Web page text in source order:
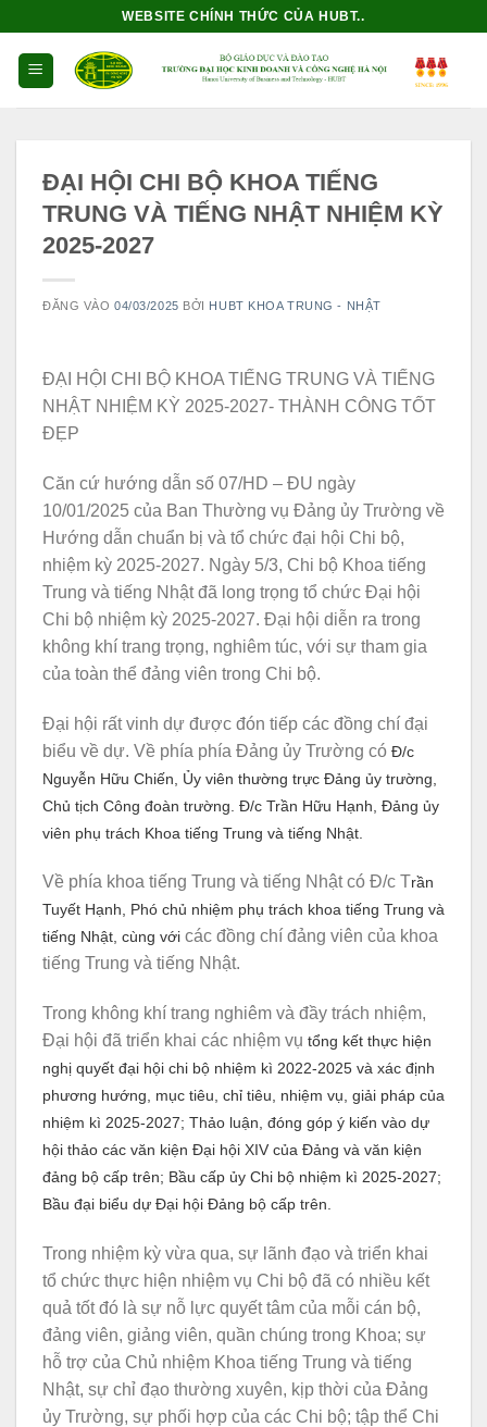
dung
WEBSITE CHÍNH THỨC CỦA HUBT..
ĐẠI HỘI CHI BỘ KHOA TIẾNG
TRUNG VÀ TIẾNG NHẬT NHIỆM KỲ
2025-2027
ĐĂNG VÀO04/03/2025 BỞI HUBT KHOA TRUNG - NHẬT
ĐẠI HỘI CHI BỘ KHOA TIẾNG TRUNG VÀ TIẾNG
NHẬT NHIỆM KỲ 2025-2027- THÀNH CÔNG TỐT
ĐẸP
Căn cứ hướng dẫn số 07/HD – ĐU ngày
10/01/2025 của Ban Thường vụ Đảng ủy Trường về
Hướng dẫn chuẩn bị và tổ chức đại hội Chi bộ,
nhiệm kỳ 2025-2027. Ngày 5/3, Chi bộ Khoa tiếng
Trung và tiếng Nhật đã long trọng tổ chức Đại hội
Chi bộ nhiệm kỳ 2025-2027. Đại hội diễn ra trong
không khí trang trọng, nghiêm túc, với sự tham gia
của toàn thể đảng viên trong Chi bộ.
Đại hội rất vinh dự được đón tiếp các đồng chí đại
biểu về dự. Về phía phía Đảng ủy Trường có Đ/c
Nguyễn Hữu Chiến, Ủy viên thường trực Đảng ủy trường,
Chủ tịch Công đoàn trường. Đ/c Trần Hữu Hạnh, Đảng ủy
viên phụ trách Khoa tiếng Trung và tiếng Nhật.
Về phía khoa tiếng Trung và tiếng Nhật có Đ/c Trần
Tuyết Hạnh, Phó chủ nhiệm phụ trách khoa tiếng Trung và
tiếng Nhật, cùng với các đồng chí đảng viên của khoa
tiếng Trung và tiếng Nhật.
Trong không khí trang nghiêm và đầy trách nhiệm,
Đại hội đã triển khai các nhiệm vụ tổng kết thực hiện
nghị quyết đại hội chi bộ nhiệm kì 2022-2025 và xác định
phương hướng, mục tiêu, chỉ tiêu, nhiệm vụ, giải pháp của
nhiệm kì 2025-2027; Thảo luận, đóng góp ý kiến vào dự
hội thảo các văn kiện Đại hội XIV của Đảng và văn kiện
đảng bộ cấp trên; Bầu cấp ủy Chi bộ nhiệm kì 2025-2027;
Bầu đại biểu dự Đại hội Đảng bộ cấp trên.
Trong nhiệm kỳ vừa qua, sự lãnh đạo và triển khai
tổ chức thực hiện nhiệm vụ Chi bộ đã có nhiều kết
quả tốt đó là sự nỗ lực quyết tâm của mỗi cán bộ,
đảng viên, giảng viên, quần chúng trong Khoa; sự
hỗ trợ của Chủ nhiệm Khoa tiếng Trung và tiếng
Nhật, sự chỉ đạo thường xuyên, kịp thời của Đảng
ủy Trường, sự phối hợp của các Chi bộ; tập thể Chi